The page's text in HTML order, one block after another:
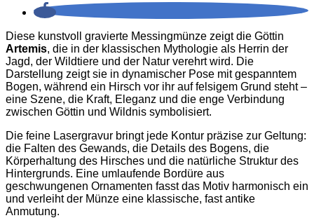
Diese kunstvoll gravierte Messingmünze zeigt die Göttin
Artemis, die in der klassischen Mythologie als Herrin der
Jagd, der Wildtiere und der Natur verehrt wird. Die
Darstellung zeigt sie in dynamischer Pose mit gespanntem
Bogen, während ein Hirsch vor ihr auf felsigem Grund steht –
eine Szene, die Kraft, Eleganz und die enge Verbindung
zwischen Göttin und Wildnis symbolisiert.
Die feine Lasergravur bringt jede Kontur präzise zur Geltung:
die Falten des Gewands, die Details des Bogens, die
Körperhaltung des Hirsches und die natürliche Struktur des
Hintergrunds. Eine umlaufende Bordüre aus
geschwungenen Ornamenten fasst das Motiv harmonisch ein
und verleiht der Münze eine klassische, fast antike
Anmutung.